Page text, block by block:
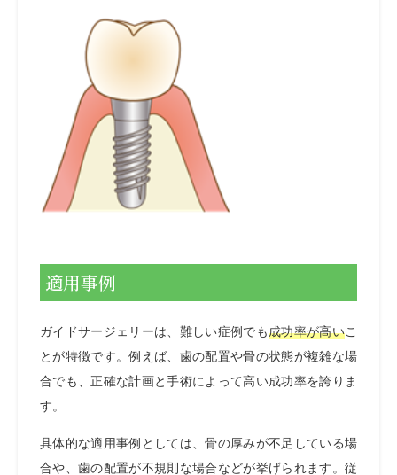
適用事例
ガイドサージェリーは、難しい症例でも成功率が高いこ
とが特徴です。例えば、歯の配置や骨の状態が複雑な場
合でも、正確な計画と手術によって高い成功率を誇りま
す。
具体的な適用事例としては、骨の厚みが不足している場
合や、歯の配置が不規則な場合などが挙げられます。従